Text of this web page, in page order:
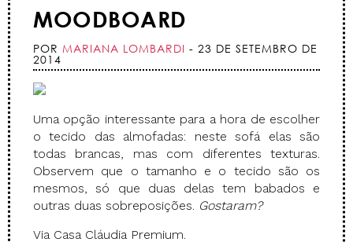
MOODBOARD
POR MARIANA LOMBARDI - 23 DE SETEMBRO DE
2014
Uma opção interessante para a hora de escolher
o tecido das almofadas: neste sofá elas são
todas brancas, mas com diferentes texturas.
Observem que o tamanho e o tecido são os
mesmos, só que duas delas tem babados e
outras duas sobreposições. Gostaram?
Via Casa Cláudia Premium.